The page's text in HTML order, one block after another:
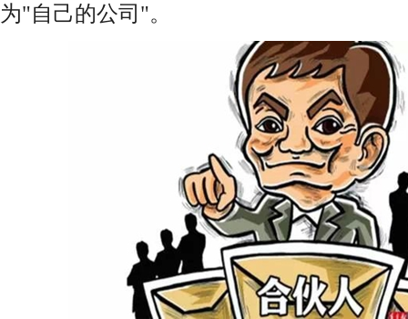
为"自己的公司"。